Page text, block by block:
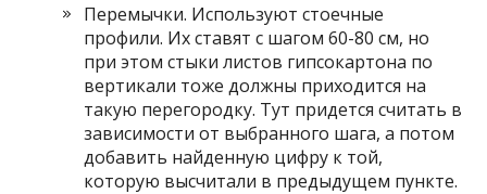
Перемычки. Используют стоечные
профили. Их ставят с шагом 60-80 см, но
при этом стыки листов гипсокартона по
вертикали тоже должны приходится на
такую перегородку. Тут придется считать в
зависимости от выбранного шага, а потом
добавить найденную цифру к той,
которую высчитали в предыдущем пункте.